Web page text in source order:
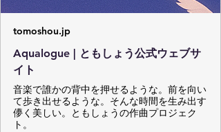
tomoshou.jp
Aqualogue | ともしょう公式ウェブサ
イト
音楽で誰かの背中を押せるような。前を向い
て歩き出せるような。そんな時間を生み出す
儚く美しい。ともしょうの作曲プロジェク
ト。